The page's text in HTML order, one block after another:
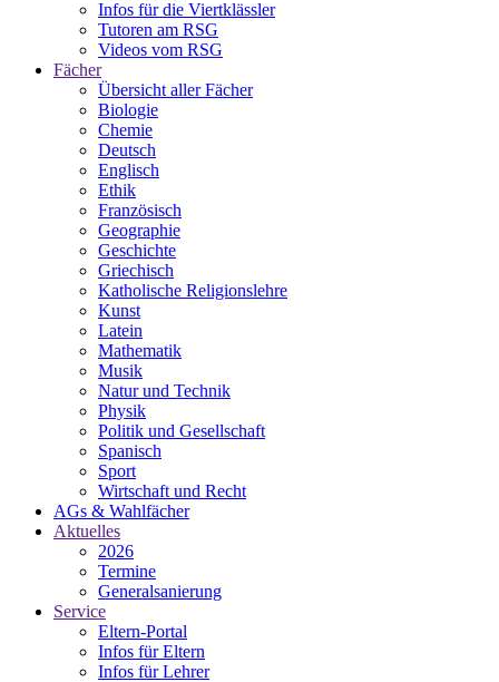
Infos für die Viertklässler
Tutoren am RSG
Videos vom RSG
Fächer
Übersicht aller Fächer
Biologie
Chemie
Deutsch
Englisch
Ethik
Französisch
Geographie
Geschichte
Griechisch
Katholische Religionslehre
Kunst
Latein
Mathematik
Musik
Natur und Technik
Physik
Politik und Gesellschaft
Spanisch
Sport
Wirtschaft und Recht
AGs & Wahlfächer
Aktuelles
2026
Termine
Generalsanierung
Service
Eltern-Portal
Infos für Eltern
Infos für Lehrer